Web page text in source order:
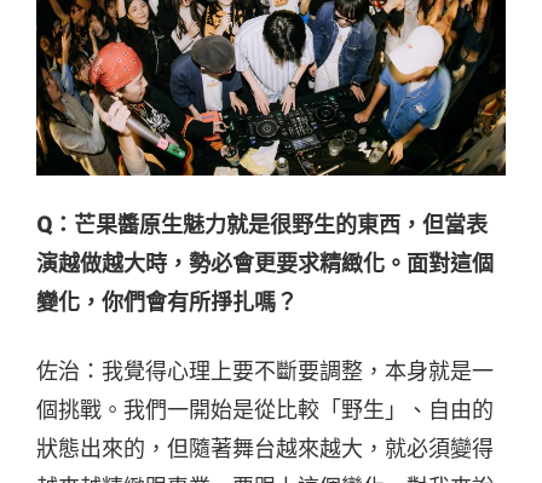
Q： 芒果醬原生魅力就是很野生的東西，但當表
演越做越大時，勢必會更要求精緻化。面對這個
變化，你們會有所掙扎嗎？
佐治 ：我覺得心理上要不斷要調整，本身就是一
個挑戰。我們一開始是從比較「野生」、自由的
狀態出來的，但隨著舞台越來越大，就必須變得